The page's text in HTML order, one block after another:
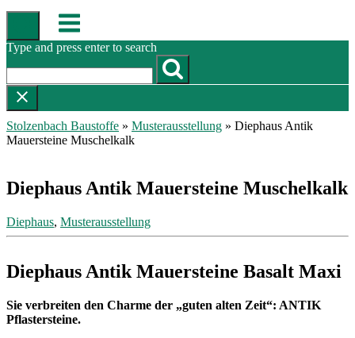
Skip
content
Menu
Type and press enter to search
Stolzenbach Baustoffe » Musterausstellung » Diephaus Antik
Mauersteine Muschelkalk
Diephaus Antik Mauersteine Muschelkalk
Diephaus, Musterausstellung
Diephaus Antik Mauersteine Basalt Maxi
Sie verbreiten den Charme der „guten alten Zeit“: ANTIK
Pflastersteine.